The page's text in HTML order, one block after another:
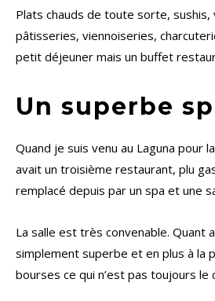
Plats chauds de toute sorte, sushis,
pâtisseries, viennoiseries,
petit déjeuner mais un buffet
Un superbe
Quand je suis venu au Laguna pour
avait un troisième restaurant, plu
remplacé depuis par un spa et une
La salle est très convenable. Quant
simplement superbe et en plus à la
bourses ce qui n’est pas toujours le